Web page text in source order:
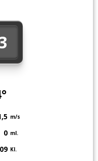
m/s
0 ml.
Kl.